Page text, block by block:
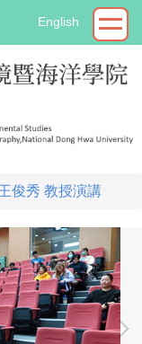
English
俊秀 教授演講